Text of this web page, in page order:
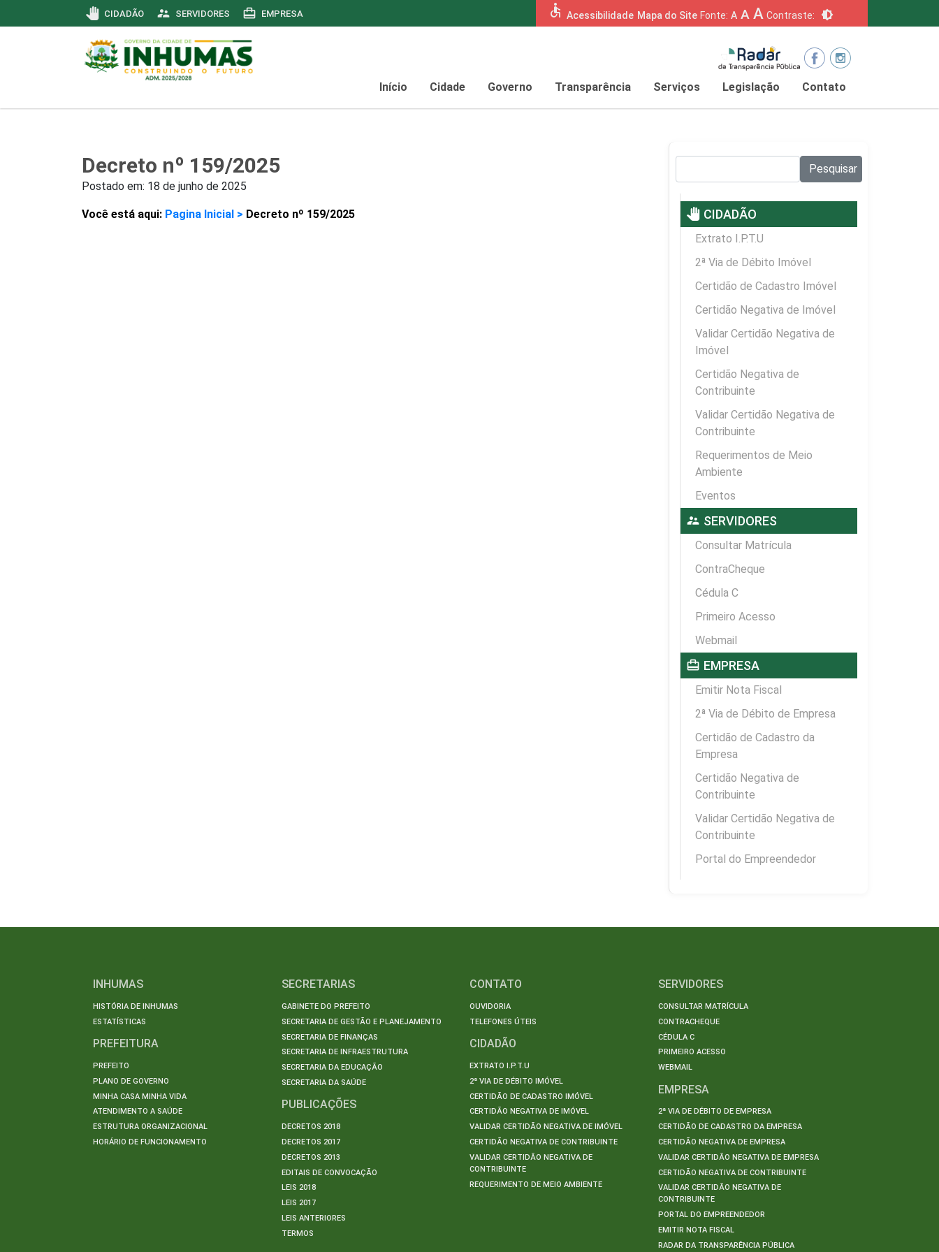
pan_tool CIDADÃO supervisor_account SERVIDORES card_travel EMPRESA accessible Acessibilidade Mapa do Site Fonte: A A A Contraste: brightness_6
Início Cidade Governo Transparência Serviços Legislação Contato
Decreto nº 159/2025
Postado em: 18 de junho de 2025
Você está aqui: Pagina Inicial > Decreto nº 159/2025
Pesquisar
pan_tool CIDADÃO
Extrato I.P.T.U
2ª Via de Débito Imóvel
Certidão de Cadastro Imóvel
Certidão Negativa de Imóvel
Validar Certidão Negativa de
Imóvel
Certidão Negativa de
Contribuinte
Validar Certidão Negativa de
Contribuinte
Requerimentos de Meio
Ambiente
Eventos
supervisor_account SERVIDORES
Consultar Matrícula
ContraCheque
Cédula C
Primeiro Acesso
Webmail
card_travel EMPRESA
Emitir Nota Fiscal
2ª Via de Débito de Empresa
Certidão de Cadastro da
Empresa
Certidão Negativa de
Contribuinte
Validar Certidão Negativa de
Contribuinte
Portal do Empreendedor
INHUMAS
HISTÓRIA DE INHUMAS
ESTATÍSTICAS
PREFEITURA
PREFEITO
PLANO DE GOVERNO
MINHA CASA MINHA VIDA
ATENDIMENTO A SAÚDE
ESTRUTURA ORGANIZACIONAL
HORÁRIO DE FUNCIONAMENTO
SECRETARIAS
GABINETE DO PREFEITO
SECRETARIA DE GESTÃO E PLANEJAMENTO
SECRETARIA DE FINANÇAS
SECRETARIA DE INFRAESTRUTURA
SECRETARIA DA EDUCAÇÃO
SECRETARIA DA SAÚDE
PUBLICAÇÕES
DECRETOS 2018
DECRETOS 2017
DECRETOS 2013
EDITAIS DE CONVOCAÇÃO
LEIS 2018
LEIS 2017
LEIS ANTERIORES
TERMOS
CONTATO
OUVIDORIA
TELEFONES ÚTEIS
CIDADÃO
EXTRATO I.P.T.U
2ª VIA DE DÉBITO IMÓVEL
CERTIDÃO DE CADASTRO IMÓVEL
CERTIDÃO NEGATIVA DE IMÓVEL
VALIDAR CERTIDÃO NEGATIVA DE IMÓVEL
CERTIDÃO NEGATIVA DE CONTRIBUINTE
VALIDAR CERTIDÃO NEGATIVA DE
CONTRIBUINTE
REQUERIMENTO DE MEIO AMBIENTE
SERVIDORES
CONSULTAR MATRÍCULA
CONTRACHEQUE
CÉDULA C
PRIMEIRO ACESSO
WEBMAIL
EMPRESA
2ª VIA DE DÉBITO DE EMPRESA
CERTIDÃO DE CADASTRO DA EMPRESA
CERTIDÃO NEGATIVA DE EMPRESA
VALIDAR CERTIDÃO NEGATIVA DE EMPRESA
CERTIDÃO NEGATIVA DE CONTRIBUINTE
VALIDAR CERTIDÃO NEGATIVA DE
CONTRIBUINTE
PORTAL DO EMPREENDEDOR
EMITIR NOTA FISCAL
RADAR DA TRANSPARÊNCIA PÚBLICA